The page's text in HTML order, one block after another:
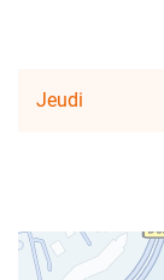
Horaires
Jeudi